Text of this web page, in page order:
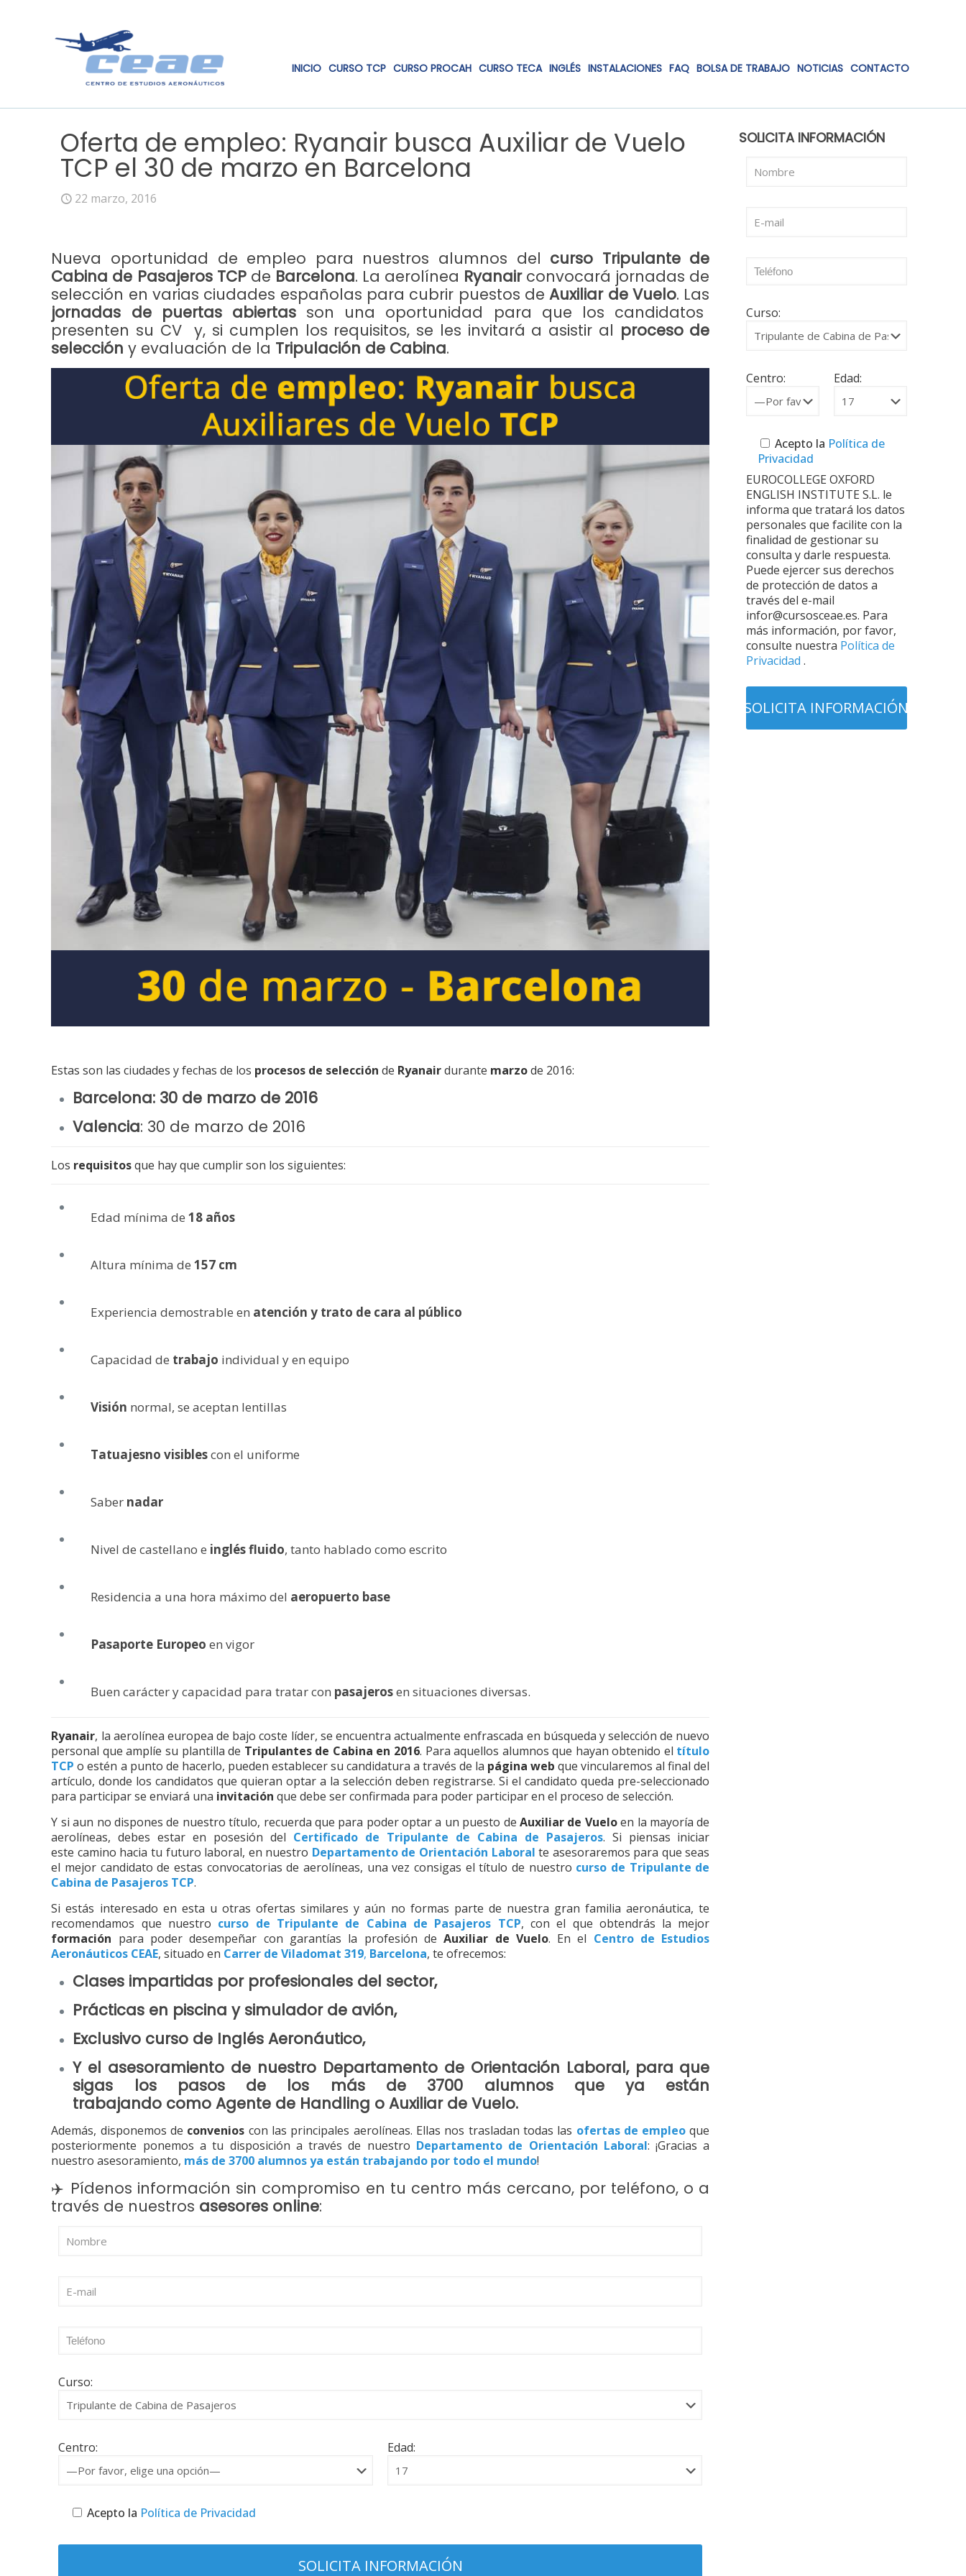
INICIO CURSO TCP CURSO PROCAH CURSO TECA INGLÉS INSTALACIONES FAQ BOLSA DE TRABAJO NOTICIAS CONTACTO
Oferta de empleo: Ryanair busca Auxiliar de Vuelo
TCP el 30 de marzo en Barcelona
22 marzo, 2016
Nueva oportunidad de empleo para nuestros alumnos del curso Tripulante de
Cabina de Pasajeros TCPde Barcelona. La aerolínea Ryanairconvocará jornadas de
selección en varias ciudades españolas para cubrir puestos deAuxiliar de Vuelo. Las
jornadas de puertas abiertasson una oportunidad para que los candidatos
presenten su CV y, si cumplen los requisitos, se les invitará a asistir al proceso de
selección y evaluación de la Tripulación de Cabina.
Estas son las ciudades y fechas de los procesos de selección de Ryanairdurante marzode 2016:
Barcelona: 30 de marzo de 2016
Valencia: 30 de marzo de 2016
Los requisitosque hay que cumplir son los siguientes:
Edad mínima de18 años
Altura mínima de157 cm
Experiencia demostrable en atención y trato de cara al público
Capacidad de trabajo individual y en equipo
Visión normal, se aceptan lentillas
Tatuajesno visiblescon el uniforme
Saber nadar
Nivel de castellano e inglés fluido, tanto hablado como escrito
Residencia a una hora máximo del aeropuerto base
Pasaporte Europeo en vigor
Buen carácter y capacidad para tratar con pasajerosen situaciones diversas.
Ryanair, la aerolínea europea de bajo coste líder, se encuentra actualmente enfrascada en búsqueda y selección de nuevo
personal que amplíe su plantilla de Tripulantes de Cabina en 2016. Para aquellos alumnos que hayan obtenido el título
TCP o estén a punto de hacerlo, pueden establecer su candidatura a través de la página web que vincularemos al final del
artículo, donde los candidatos que quieran optar a la selección deben registrarse. Si el candidato queda pre-seleccionado
para participar se enviará una invitación que debe ser confirmada para poder participar en el proceso de selección.
Y si aun no dispones de nuestro título, recuerda que para poder optar a un puesto deAuxiliar de Vueloen la mayoría de
aerolíneas, debes estar en posesión del Certificado de Tripulante de Cabina de Pasajeros. Si piensas iniciar
este camino hacia tu futuro laboral, en nuestro Departamento de Orientación Laboral te asesoraremos para que seas
el mejor candidato de estas convocatorias de aerolíneas, una vez consigas el título de nuestro curso de Tripulante de
Cabina de Pasajeros TCP.
Si estás interesado en esta u otras ofertas similares y aún no formas parte de nuestra gran familia aeronáutica, te
recomendamos que nuestro curso de Tripulante de Cabina de Pasajeros TCP, con el que obtendrás la mejor
formación para poder desempeñar con garantías la profesión deAuxiliar de Vuelo. En el Centro de Estudios
Aeronáuticos CEAE, situado en Carrer de Viladomat 319, Barcelona, te ofrecemos:
Clases impartidas por profesionales del sector,
Prácticas en piscina y simulador de avión,
Exclusivo curso de Inglés Aeronáutico,
Y el asesoramiento de nuestro Departamento de Orientación Laboral, para que
sigas los pasos de los más de 3700 alumnos que ya están
trabajando comoAgente de Handling oAuxiliar de Vuelo.
Además, disponemos de convenios con las principales aerolíneas. Ellas nos trasladan todas las ofertas de empleo que
posteriormente ponemos a tu disposición a través de nuestro Departamento de Orientación Laboral: ¡Gracias a
nuestro asesoramiento, más de 3700 alumnosya están trabajando por todo el mundo!
✈️ Pídenos información sin compromiso en tu centro más cercano, por teléfono, o a
través de nuestros asesores online:
Curso:
Centro: Edad:
Acepto la Política de Privacidad
SOLICITA INFORMACIÓN
Curso:
Centro: Edad:
Acepto la Política de
Privacidad
EUROCOLLEGE OXFORD
ENGLISH INSTITUTE S.L. le
informa que tratará los datos
personales que facilite con la
finalidad de gestionar su
consulta y darle respuesta.
Puede ejercer sus derechos
de protección de datos a
través del e-mail
infor@cursosceae.es. Para
más información, por favor,
consulte nuestra Política de
Privacidad .